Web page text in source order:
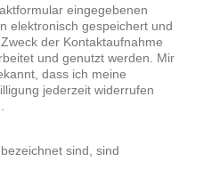
eingegebenen
elektronisch gespeichert und
der Kontaktaufnahme
und genutzt werden. Mir
dass ich meine
jederzeit widerrufen
sind, sind